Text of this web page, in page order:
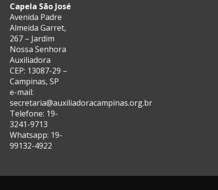
Capela São José
Avenida Padre
Almeida Garret,
267 – Jardim
Nossa Senhora
Auxiliadora
CEP: 13087-29 –
Campinas, SP
e-mail:
secretaria@auxiliadoracampinas.org.br
Telefone: 19-
3241-9713
Whatsapp: 19-
99132-4922